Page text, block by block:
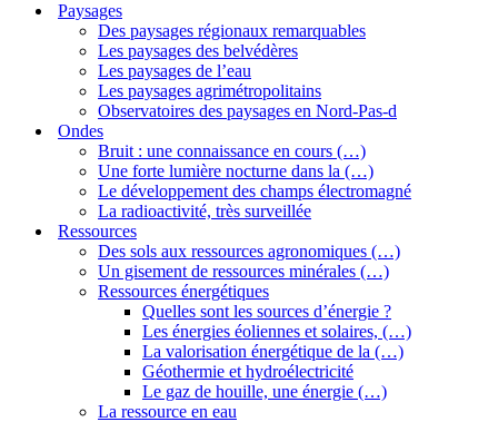
Paysages
Des paysages régionaux remarquables
Les paysages des belvédères
Les paysages de l’eau
Les paysages agrimétropolitains
Observatoires des paysages en Nord-Pas-d
Ondes
Bruit : une connaissance en cours (…)
Une forte lumière nocturne dans la (…)
Le développement des champs électromagné
La radioactivité, très surveillée
Ressources
Des sols aux ressources agronomiques (…)
Un gisement de ressources minérales (…)
Ressources énergétiques
Quelles sont les sources d’énergie ?
Les énergies éoliennes et solaires, (…)
La valorisation énergétique de la (…)
Géothermie et hydroélectricité
Le gaz de houille, une énergie (…)
La ressource en eau